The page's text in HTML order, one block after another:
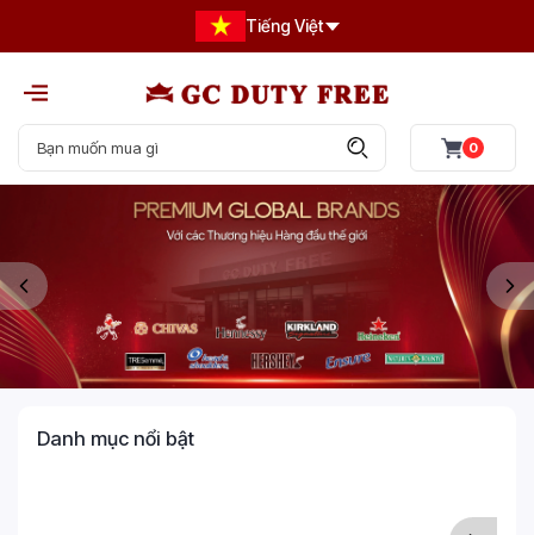
Tiếng Việt
0
Danh mục nổi bật